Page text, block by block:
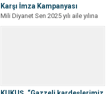
Karşı İmza Kampanyası
Mili Diyanet Sen 2025 yılı aile yılına
dikkat çekerek, LGBT derneklerine